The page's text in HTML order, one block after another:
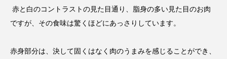
赤と白のコントラストの見た目通り、脂身の多い見た目のお肉
ですが、その食味は驚くほどにあっさりしています。
赤身部分は、決して固くはなく肉のうまみを感じることができ、